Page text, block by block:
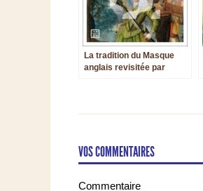
La tradition du Masque
anglais revisitée par
VOS COMMENTAIRES
Commentaire